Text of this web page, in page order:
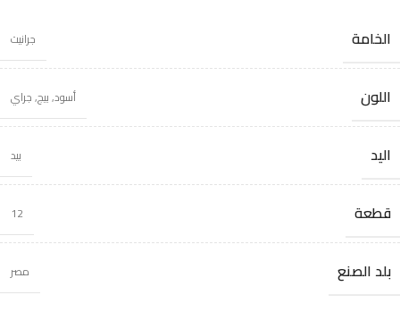
الخامة جرانيت
اللون أسود,بيج,جراي
اليد بيد
قطعة 12
بلد الصنع مصر